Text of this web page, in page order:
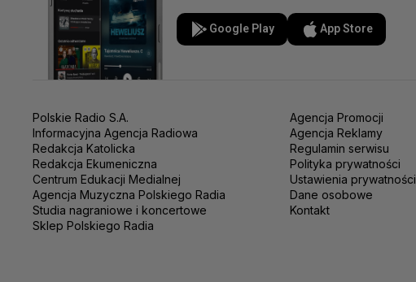
Google Play App Store
Polskie Radio S.A.
Informacyjna Agencja Radiowa
Redakcja Katolicka
Redakcja Ekumeniczna
Centrum Edukacji Medialnej
Agencja Muzyczna Polskiego Radia
Studia nagraniowe i koncertowe
Sklep Polskiego Radia
Agencja Promocji
Agencja Reklamy
Regulamin serwisu
Polityka prywatności
Ustawienia prywatności
Dane osobowe
Kontakt